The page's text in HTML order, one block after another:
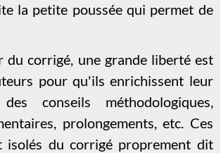
la petite poussée qui permet de
du corrigé, une grande liberté est
pour qu'ils enrichissent leur
conseils méthodologiques,
prolongements, etc. Ces
isolés du corrigé proprement dit